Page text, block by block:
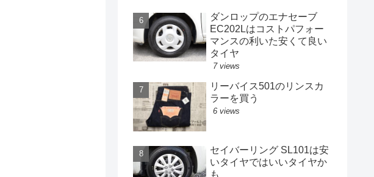
ダンロップのエナセーブ
EC202Lはコストパフォー
マンスの利いた安くて良い
タイヤ
7 views
リーバイス501のリンスカ
ラーを買う
6 views
セイバーリング SL101は安
いタイヤではいいタイヤか
も